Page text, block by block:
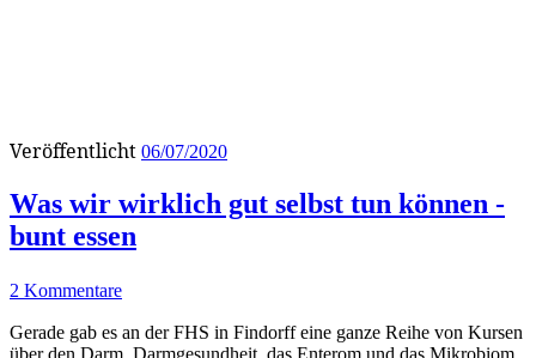
Veröffentlicht 06/07/2020
Was wir wirklich gut selbst tun können -
bunt essen
2 Kommentare
Gerade gab es an der FHS in Findorff eine ganze Reihe von Kursen
über den Darm, Darmgesundheit, das Enterom und das Mikrobiom.